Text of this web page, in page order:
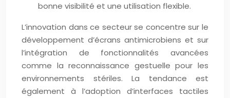
bonne visibilité et une utilisation flexible.
L’innovation dans ce secteur se concentre sur le
développement d’écrans antimicrobiens et sur
l’intégration de fonctionnalités avancées
comme la reconnaissance gestuelle pour les
environnements stériles. La tendance est
également à l’adoption d’interfaces tactiles